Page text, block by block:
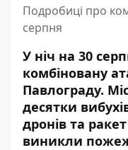
Подробиці про
серпня
У ніч на 30
комбіновану
Павлограду.
десятки
дронів та
виникли